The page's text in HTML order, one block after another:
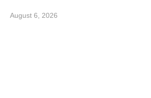
August 6, 2026